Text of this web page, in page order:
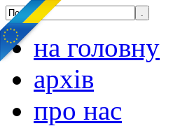
на головну
архів
про нас